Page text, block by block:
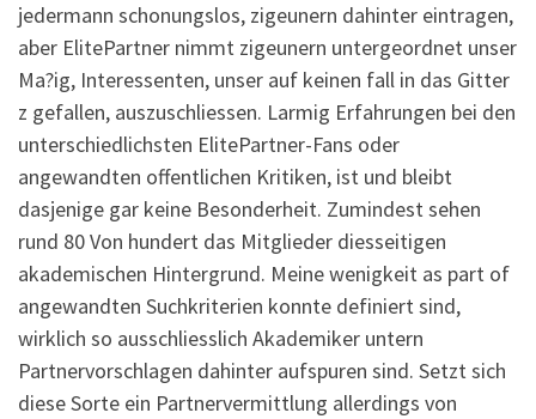
jedermann schonungslos, zigeunern dahinter eintragen,
aber ElitePartner nimmt zigeunern untergeordnet unser
Ma?ig, Interessenten, unser auf keinen fall in das Gitter
z gefallen, auszuschliessen. Larmig Erfahrungen bei den
unterschiedlichsten ElitePartner-Fans oder
angewandten offentlichen Kritiken, ist und bleibt
dasjenige gar keine Besonderheit. Zumindest sehen
rund 80 Von hundert das Mitglieder diesseitigen
akademischen Hintergrund. Meine wenigkeit as part of
angewandten Suchkriterien konnte definiert sind,
wirklich so ausschliesslich Akademiker untern
Partnervorschlagen dahinter aufspuren sind. Setzt sich
diese Sorte ein Partnervermittlung allerdings von